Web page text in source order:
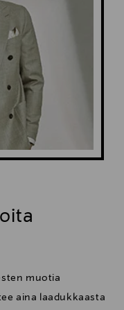
muotia
aina laadukkaasta